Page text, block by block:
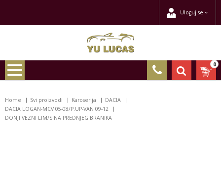
Uloguj se
0
Home Svi proizvodi Karoserija
DACIA
DACIA LOGAN-MCV 05-08/P.UP-VAN 09-12
DONJI VEZNI LIM/SINA PREDNJEG BRANIKA